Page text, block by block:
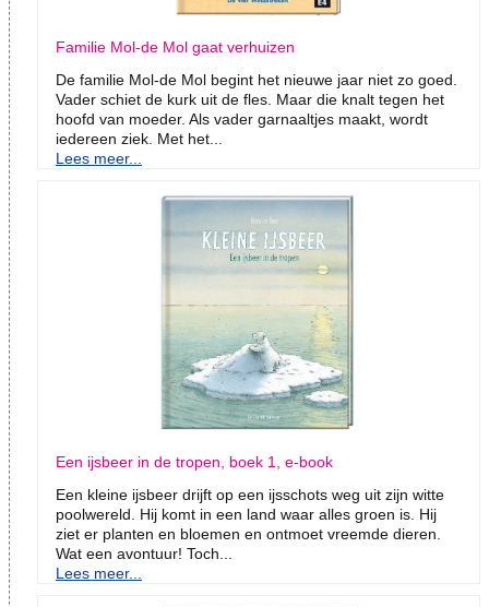
Familie Mol-de Mol gaat verhuizen
De familie Mol-de Mol begint het nieuwe jaar niet zo goed.
Vader schiet de kurk uit de fles. Maar die knalt tegen het
hoofd van moeder. Als vader garnaaltjes maakt, wordt
iedereen ziek. Met het...
Lees meer...
Een ijsbeer in de tropen, boek 1, e-book
Een kleine ijsbeer drijft op een ijsschots weg uit zijn witte
poolwereld. Hij komt in een land waar alles groen is. Hij
ziet er planten en bloemen en ontmoet vreemde dieren.
Wat een avontuur! Toch...
Lees meer...